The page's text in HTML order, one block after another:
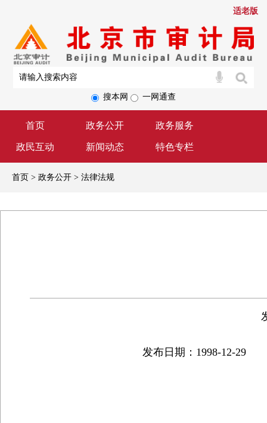
适老版
首页 政务公开 政务服务
政民互动 新闻动态 特色专栏
搜本网 一网通查
首页 > 政务公开 > 法律法规
发布日期：1998-12-29